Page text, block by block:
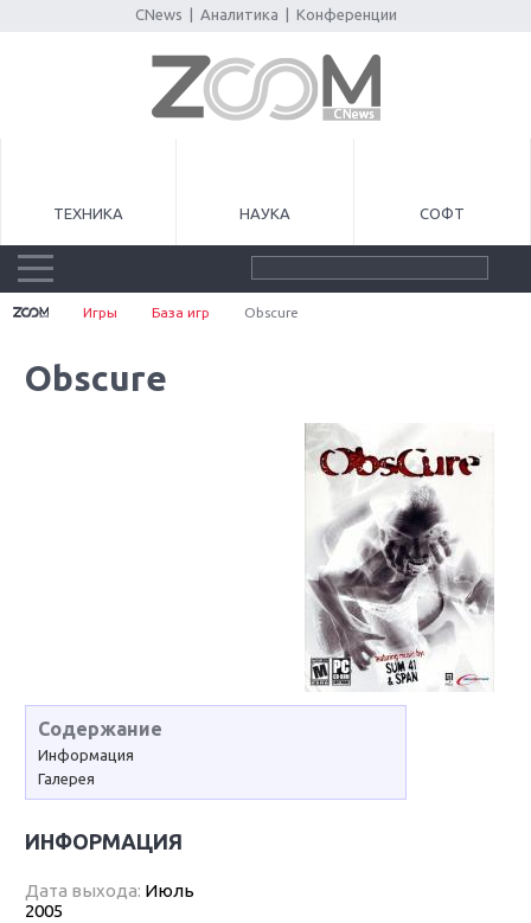
CNews Аналитика Конференции
ТЕХНИКА НАУКА СОФТ
Игры База игр Obscure
Obscure
Содержание
Информация
Галерея
ИНФОРМАЦИЯ
Дата выхода: Июль
2005